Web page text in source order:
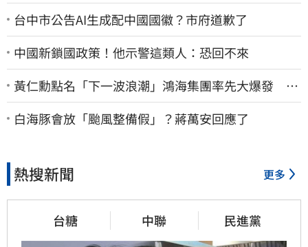
台中市公告AI生成配中國國徽？市府道歉了
中國新鎖國政策！他示警這類人：恐回不來
黃仁勳點名「下一波浪潮」鴻海集團率先大爆發 台
股這族群全面噴出
白海豚會放「颱風整備假」？蔣萬安回應了
熱搜新聞 更多
台糖 中聯 民進黨